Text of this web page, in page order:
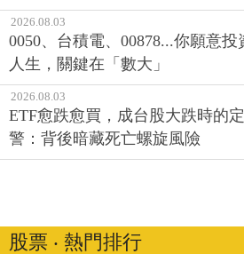
2026.08.03
0050、台積電、00878...你願意
人生，關鍵在「數大」
2026.08.03
ETF愈跌愈買，成台股大跌時的
警：背後暗藏死亡螺旋風險
股票 ‧ 熱門排行